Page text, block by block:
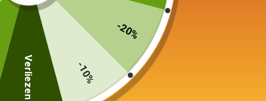
Porselein Martelé 900ML
79,90 – €
Keuze van de opties
theepot 1,1L
49,00 €
Keuze van de opties
-20%
-10%
Verliezen